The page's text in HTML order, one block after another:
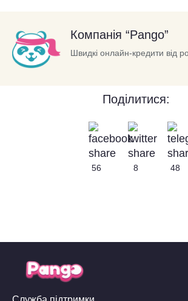
Компанія “Pango”
Швидкі онлайн-кредити від
Поділитися:
56 8 48